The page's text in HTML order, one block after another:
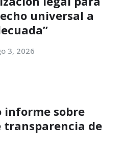
universal a
3, 2026
informe sobre
de